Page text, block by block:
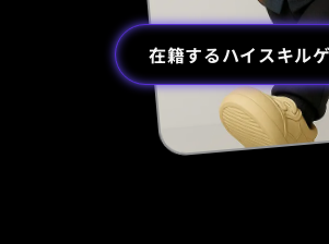
在籍するハイスキル